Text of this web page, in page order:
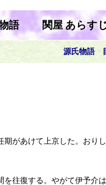
物語 関屋 あらす
源氏物語
があけて上京した。おり
を往復する。やがて伊予介